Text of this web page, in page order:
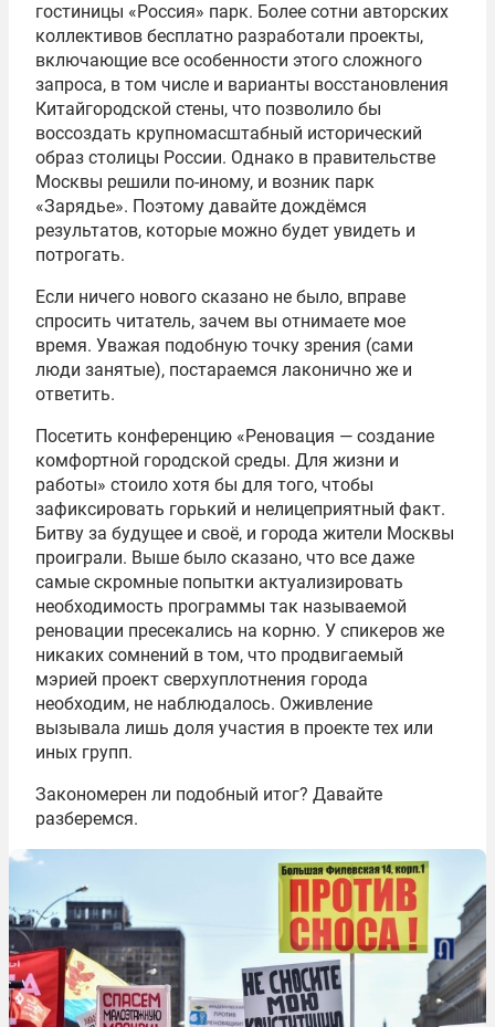
гостиницы «Россия» парк. Более сотни авторских
коллективов бесплатно разработали проекты,
включающие все особенности этого сложного
запроса, в том числе и варианты восстановления
Китайгородской стены, что позволило бы
воссоздать крупномасштабный исторический
образ столицы России. Однако в правительстве
Москвы решили по-иному, и возник парк
«Зарядье». Поэтому давайте дождёмся
результатов, которые можно будет увидеть и
потрогать.
Если ничего нового сказано не было, вправе
спросить читатель, зачем вы отнимаете мое
время. Уважая подобную точку зрения (сами
люди занятые), постараемся лаконично же и
ответить.
Посетить конференцию «Реновация — создание
комфортной городской среды. Для жизни и
работы» стоило хотя бы для того, чтобы
зафиксировать горький и нелицеприятный факт.
Битву за будущее и своё, и города жители Москвы
проиграли. Выше было сказано, что все даже
самые скромные попытки актуализировать
необходимость программы так называемой
реновации пресекались на корню. У спикеров же
никаких сомнений в том, что продвигаемый
мэрией проект сверхуплотнения города
необходим, не наблюдалось. Оживление
вызывала лишь доля участия в проекте тех или
иных групп.
Закономерен ли подобный итог? Давайте
разберемся.